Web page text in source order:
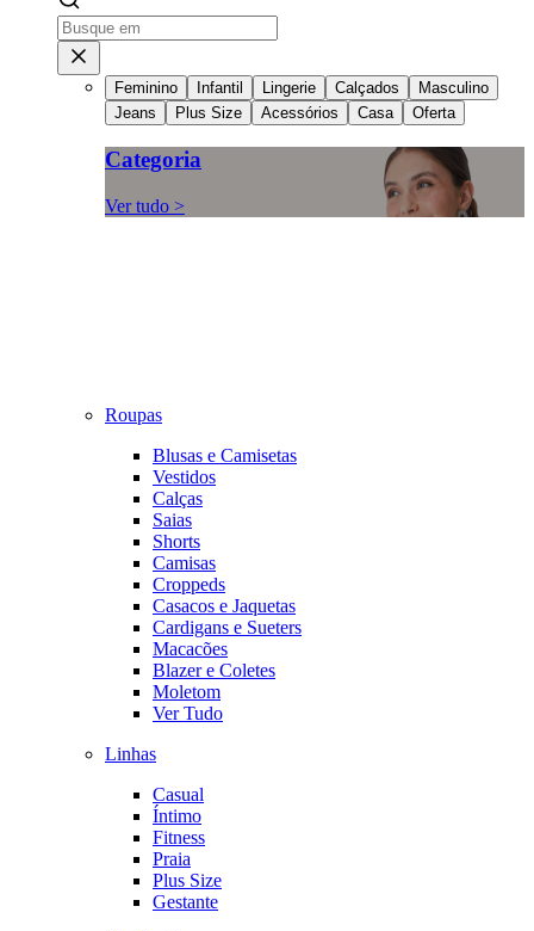
Feminino Infantil Lingerie Calçados
Masculino
Jeans
Plus Size Acessórios Casa Oferta
Categoria
Ver tudo >
Roupas
Blusas e Camisetas
Vestidos
Calças
Saias
Shorts
Camisas
Croppeds
Casacos e Jaquetas
Cardigans e Sueters
Macacões
Blazer e Coletes
Moletom
Ver Tudo
Linhas
Casual
Íntimo
Fitness
Praia
Plus Size
Gestante